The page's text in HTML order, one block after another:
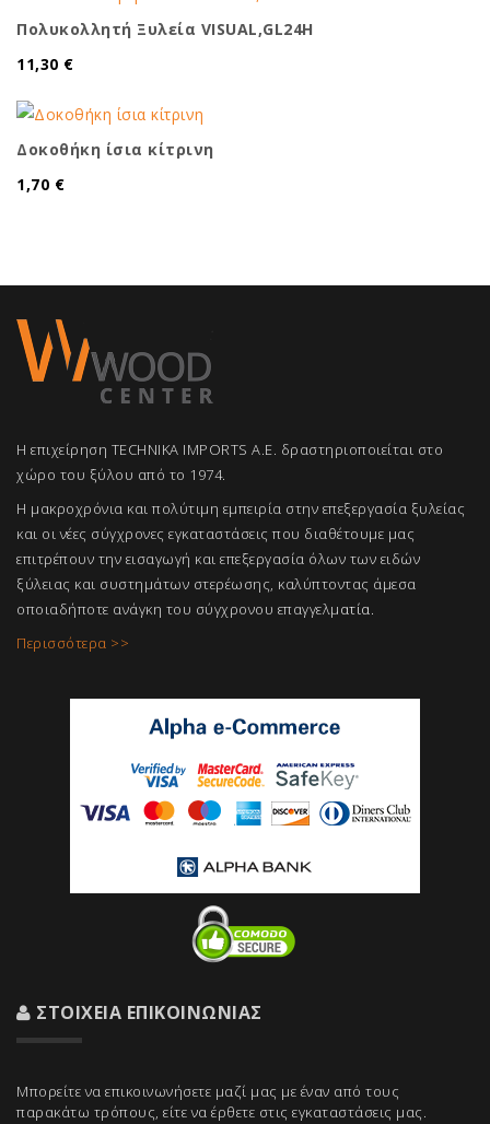
Πολυκολλητή Ξυλεία VISUAL,GL24H
11,30 €
Δοκοθήκη ίσια κίτρινη
1,70 €
Η επιχείρηση TECHNIKA IMPORTS A.E. δραστηριοποιείται στο
χώρο του ξύλου από το 1974.
Η μακροχρόνια και πολύτιμη εμπειρία στην επεξεργασία ξυλείας
και οι νέες σύγχρονες εγκαταστάσεις που διαθέτουμε μας
επιτρέπουν την εισαγωγή και επεξεργασία όλων των ειδών
ξύλειας και συστημάτων στερέωσης, καλύπτοντας άμεσα
οποιαδήποτε ανάγκη του σύγχρονου επαγγελματία.
Περισσότερα >>
ΣΤΟΙΧΕΊΑ ΕΠΙΚΟΙΝΩΝΊΑΣ
Μπορείτε να επικοινωνήσετε μαζί μας με έναν από τους
παρακάτω τρόπους, είτε να έρθετε στις εγκαταστάσεις μας.